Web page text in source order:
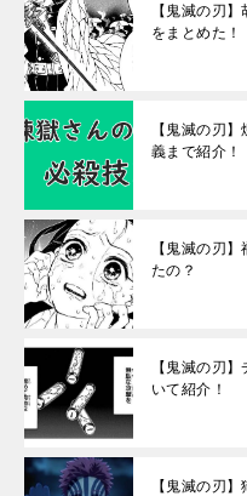
【鬼滅の刃
をまとめた！
【鬼滅の刃
義まで紹介！
【鬼滅の刃
たの？
【鬼滅の刃
いて紹介！
【鬼滅の刃